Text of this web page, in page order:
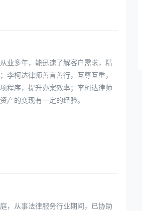
业多年，能迅速了解客户需求，精
李柯达律师善言善行，互尊互重，
程序，提升办案效率；李柯达律师
产的变现有一定的经验。
，从事法律服务行业期间，已协助